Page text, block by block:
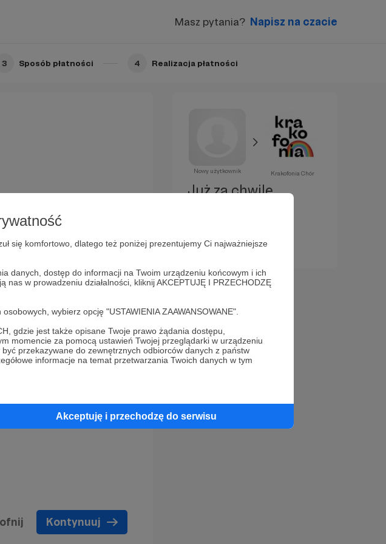
się komfortowo, dlatego też poniżej prezentujemy Ci najważniejsze
danych, dostęp do informacji na Twoim urządzeniu końcowym i ich
w prowadzeniu działalności, kliknij AKCEPTUJĘ I PRZECHODZĘ
wybierz opcję "USTAWIENIA ZAAWANSOWANE".
gdzie jest także opisane Twoje prawo żądania dostępu,
momencie za pomocą ustawień Twojej przeglądarki w urządzeniu
przekazywane do zewnętrznych odbiorców danych z państw
informacje na temat przetwarzania Twoich danych w tym
Akceptuję i przechodzę do serwisu
Masz pytania? Napisz na czacie
3 Sposób płatności 4 Realizacja płatności
Kontynuuj
Nowy użytkownik Krakofonia Chór
Już za chwilę